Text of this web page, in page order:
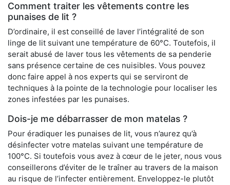
Comment traiter les vêtements contre les
punaises de lit ?
D’ordinaire, il est conseillé de laver l’intégralité de son
linge de lit suivant une température de 60°C. Toutefois, il
serait abusé de laver tous les vêtements de sa penderie
sans présence certaine de ces nuisibles. Vous pouvez
donc faire appel à nos experts qui se serviront de
techniques à la pointe de la technologie pour localiser les
zones infestées par les punaises.
Dois-je me débarrasser de mon matelas ?
Pour éradiquer les punaises de lit, vous n’aurez qu’à
désinfecter votre matelas suivant une température de
100°C. Si toutefois vous avez à cœur de le jeter, nous vous
conseillerons d’éviter de le traîner au travers de la maison
au risque de l’infecter entièrement. Enveloppez-le plutôt